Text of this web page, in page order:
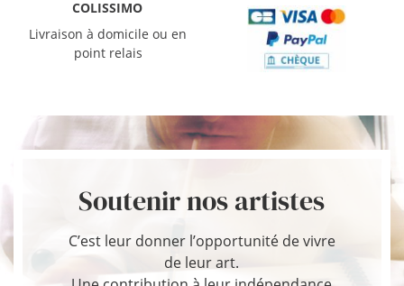
COLISSIMO
Livraison à domicile ou en
point relais
Soutenir nos artistes
C’est leur donner l’opportunité de vivre
de leur art.